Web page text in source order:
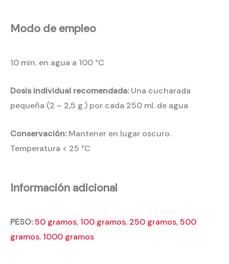
Modo de empleo
10 min. en agua a 100 °C
Dosis individual recomendada:Una cucharada
pequeña (2 – 2,5 g.) por cada 250 ml. de agua
Conservación:Mantener en lugar oscuro.
Temperatura < 25 °C
Información adicional
PESO:50 gramos, 100 gramos, 250 gramos,500
gramos, 1000 gramos